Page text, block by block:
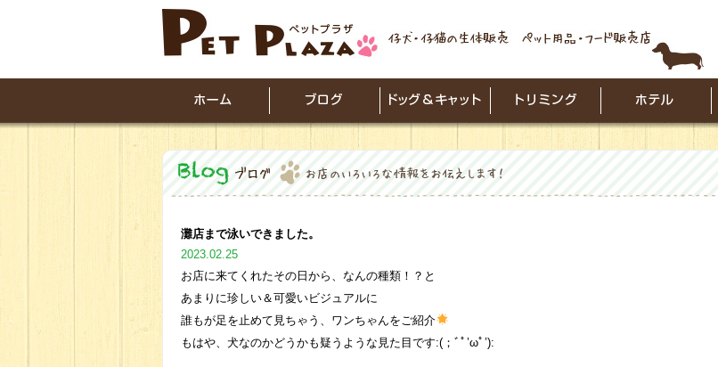
灘店まで泳いできました。
2023.02.25
お店に来てくれたその日から、なんの種類！？と
あまりに珍しい＆可愛いビジュアルに
誰もが足を止めて見ちゃう、ワンちゃんをご紹介
もはや、犬なのかどうかも疑うような見た目です:(；ﾞﾟ’ωﾟ’):